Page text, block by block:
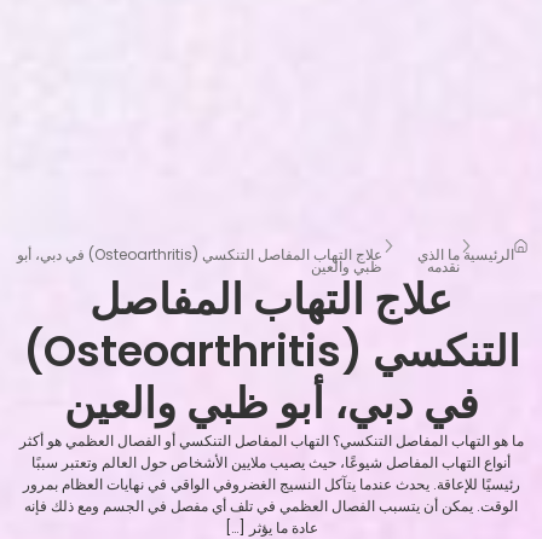
الرئيسيةما الذي
نقدمه
علاج التهاب المفاصل التنكسي (Osteoarthritis) في دبي، أبو
ظبي والعين
علاج التهاب المفاصل
التنكسي (Osteoarthritis)
في دبي، أبو ظبي والعين
ما هو التهاب المفاصل التنكسي؟ التهاب المفاصل التنكسي أو الفصال العظمي هو أكثر
أنواع التهاب المفاصل شيوعًا، حيث يصيب ملايين الأشخاص حول العالم وتعتبر سببًا
رئيسيًا للإعاقة. يحدث عندما يتآكل النسيج الغضروفي الواقي في نهايات العظام بمرور
الوقت. يمكن أن يتسبب الفصال العظمي في تلف أي مفصل في الجسم ومع ذلك فإنه
عادة ما يؤثر […]